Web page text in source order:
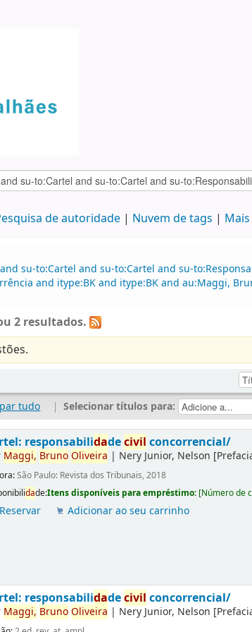
de autoridade Nuvem de tags
su-to:Cartel and su-to:Cartel and su-
and itype:BK and itype:BK and au:Maggi,
2 resultados.
tudo | Selecionar títulos para:
responsabilidadecivil concorrencial/
Maggi, BrunoOliveira | Nery Junior, Nelson
São Paulo: Revista dos Tribunais, 2018
dade:Itens disponíveis para empréstimo: [Número de
Reservar Adicionar ao seu carrinho
responsabilidadecivil concorrencial/
Maggi, BrunoOliveira | Nery Junior, Nelson